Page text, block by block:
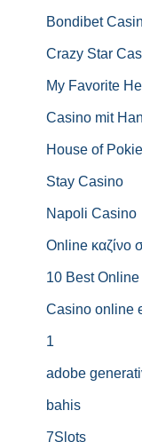
Bondibet
Crazy Star
My Favorite
Casino mit
House of
Stay Casino
Napoli Casino
Online καζίνο
10 Best
Casino online
1
adobe
bahis
7Slots